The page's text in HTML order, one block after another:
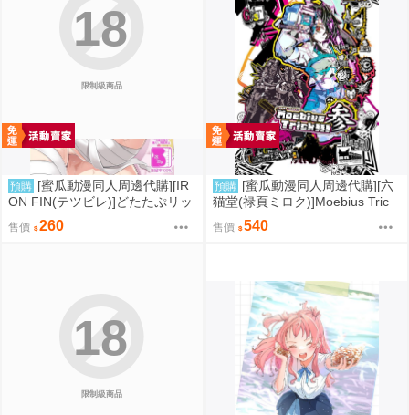
限制級商品
18
預購 [蜜瓜動漫同人周邊代購][IR
ON FIN(テツビレ)]どたたぷリッ
プ(FGO)(同人誌)
售價 260
預購 [蜜瓜動漫同人周邊代購][六
猫堂(禄頁ミロク)]Moebius Tric
k!!! 参(FGO)(同人誌)
售價 540
限制級商品
18